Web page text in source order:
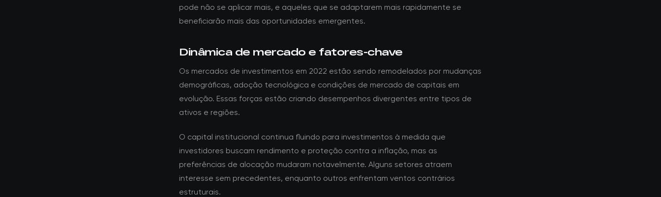
pode não se aplicar mais, e aqueles que se adaptarem mais rapidamente se
beneficiarão mais das oportunidades emergentes.
Dinâmica de mercado e fatores-chave
Os mercados de investimentos em 2022 estão sendo remodelados por mudanças
demográficas, adoção tecnológica e condições de mercado de capitais em
evolução. Essas forças estão criando desempenhos divergentes entre tipos de
ativos e regiões.
O capital institucional continua fluindo para investimentos à medida que
investidores buscam rendimento e proteção contra a inflação, mas as
preferências de alocação mudaram notavelmente. Alguns setores atraem
interesse sem precedentes, enquanto outros enfrentam ventos contrários
estruturais.